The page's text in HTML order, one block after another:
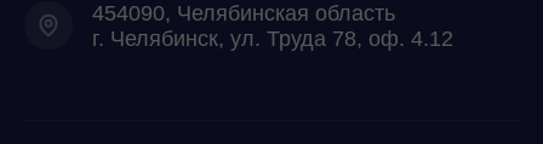
454090, Челябинская область
г. Челябинск, ул. Труда 78, оф. 4.12